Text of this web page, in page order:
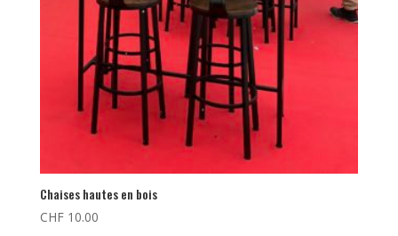
Chaises hautes en bois
CHF10.00